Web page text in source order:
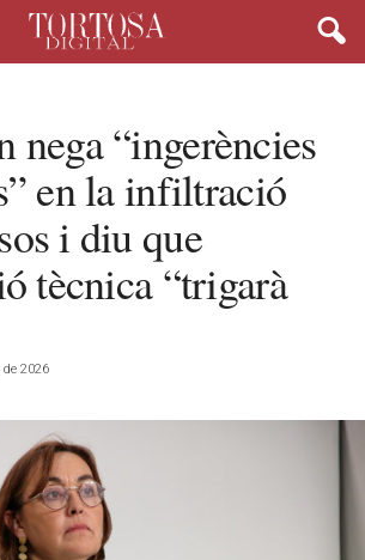
nega “ingerències
en la infiltració
i diu que
tècnica “trigarà
2026